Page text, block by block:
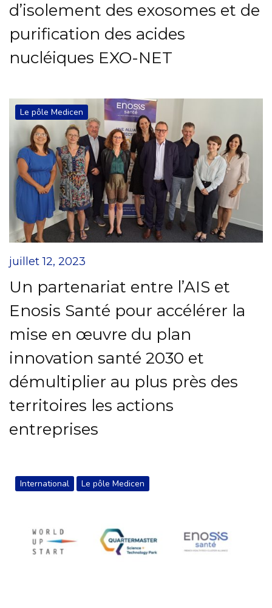
d’isolement des exosomes et de
purification des acides
nucléiques EXO-NET
Le pôle Medicen
juillet 12, 2023
Un partenariat entre l’AIS et
Enosis Santé pour accélérer la
mise en œuvre du plan
innovation santé 2030 et
démultiplier au plus près des
territoires les actions
entreprises
International Le pôle Medicen